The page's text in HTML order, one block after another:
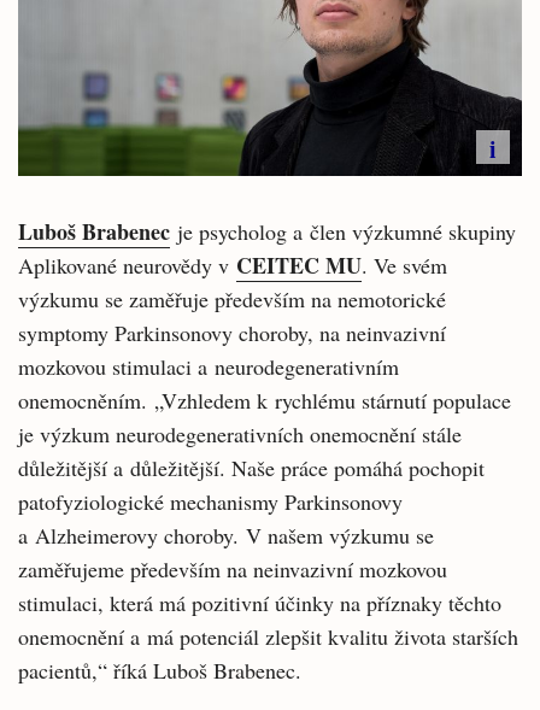
i
Luboš Brabenec je psycholog a člen výzkumné skupiny
Aplikované neurovědy v CEITEC MU. Ve svém
výzkumu se zaměřuje především na nemotorické
symptomy Parkinsonovy choroby, na neinvazivní
mozkovou stimulaci a neurodegenerativním
onemocněním. „Vzhledem k rychlému stárnutí populace
je výzkum neurodegenerativních onemocnění stále
důležitější a důležitější. Naše práce pomáhá pochopit
patofyziologické mechanismy Parkinsonovy
a Alzheimerovy choroby. V našem výzkumu se
zaměřujeme především na neinvazivní mozkovou
stimulaci, která má pozitivní účinky na příznaky těchto
onemocnění a má potenciál zlepšit kvalitu života starších
pacientů,“ říká Luboš Brabenec.